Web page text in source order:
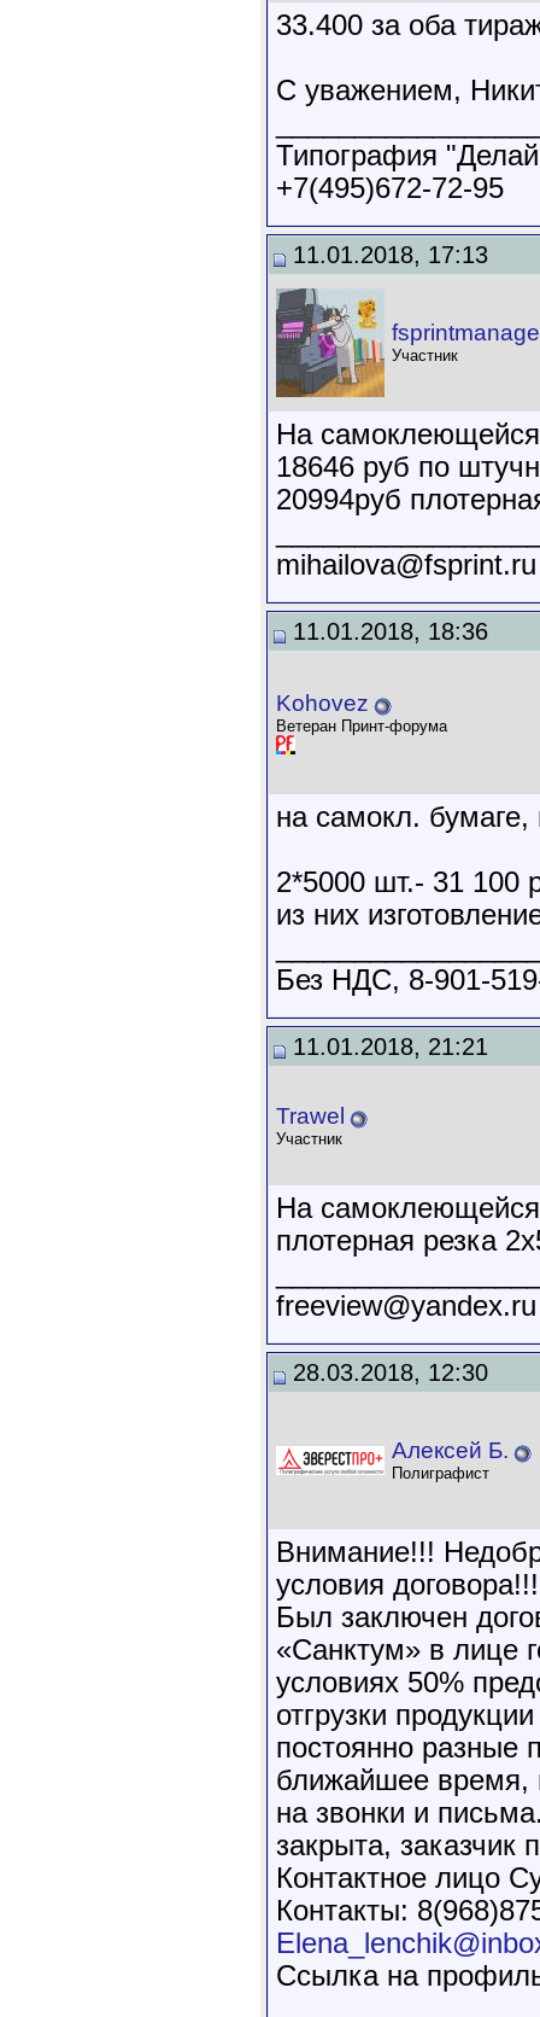
33.400 за оба
С уважением,
Типография
+7(495)672-72-95
11.01.2018, 17:13
Участник
На
18646 руб по
20994руб
11.01.2018, 18:36
Kohovez
Ветеран Принт-форума
на самокл.
2*5000 шт.- 31 100
из них
Без НДС, 8-901-
11.01.2018, 21:21
Trawel
Участник
На
плотерная резка
28.03.2018, 12:30
Алексей Б.
Полиграфист
Внимание!!!
условия договора!!!
Был заключен
«Санктум» в лице
условиях 50%
отгрузки
постоянно разные
ближайшее время,
на звонки и
закрыта, заказчик
Контактное лицо
Контакты:
Ссылка на